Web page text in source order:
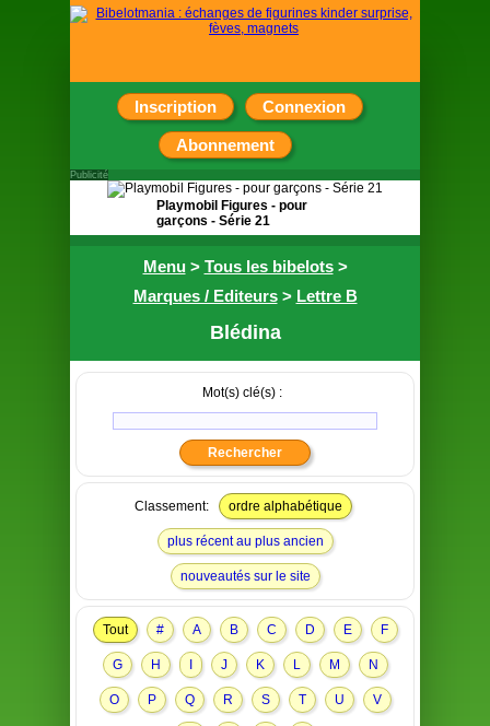
Inscription Connexion
Abonnement
Menu> Tous les bibelots>
Marques / Editeurs> Lettre B
Blédina
Mot(s) clé(s) :
Classement: ordre alphabétique
plus récent au plus ancien
nouveautés sur le site
Tout # A B C D E F
G H J K L M N
O P Q R S T U V
Publicité
Playmobil Figures - pour
garçons - Série 21
une figurine